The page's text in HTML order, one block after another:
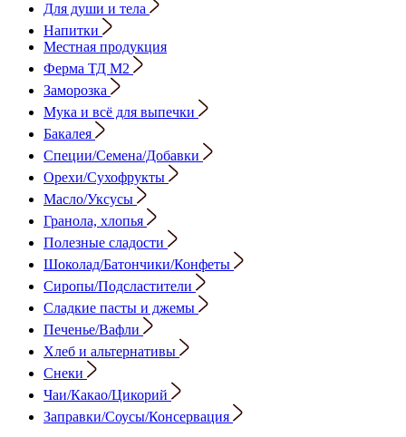
Для души и тела
Напитки
Местная продукция
Ферма ТД М2
Заморозка
Мука и всё для выпечки
Бакалея
Специи/Семена/Добавки
Орехи/Сухофрукты
Масло/Уксусы
Гранола, хлопья
Полезные сладости
Шоколад/Батончики/Конфеты
Сиропы/Подсластители
Сладкие пасты и джемы
Печенье/Вафли
Хлеб и альтернативы
Снеки
Чаи/Какао/Цикорий
Заправки/Соусы/Консервация